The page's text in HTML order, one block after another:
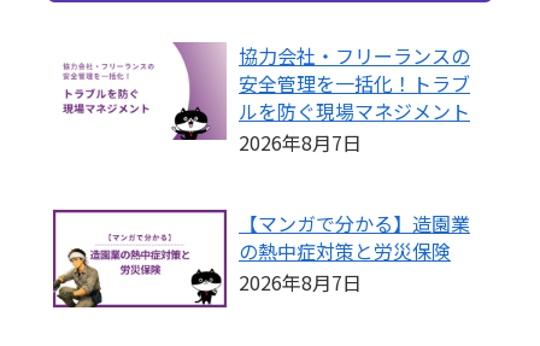
協力会社・フリーランスの
安全管理を一括化！トラブ
ルを防ぐ現場マネジメント
2026年8月7日
【マンガで分かる】造園業
の熱中症対策と労災保険
2026年8月7日